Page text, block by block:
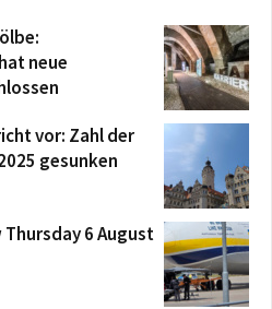
neue
vor: Zahl der
gesunken
Thursday 6 August